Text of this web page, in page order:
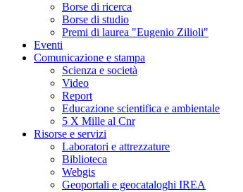
Borse di ricerca
Borse di studio
Premi di laurea "Eugenio Zilioli"
Eventi
Comunicazione e stampa
Scienza e società
Video
Report
Educazione scientifica e ambientale
5 X Mille al Cnr
Risorse e servizi
Laboratori e attrezzature
Biblioteca
Webgis
Geoportali e geocataloghi IREA